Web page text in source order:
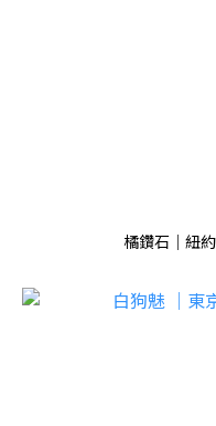
橘鑽石｜紐